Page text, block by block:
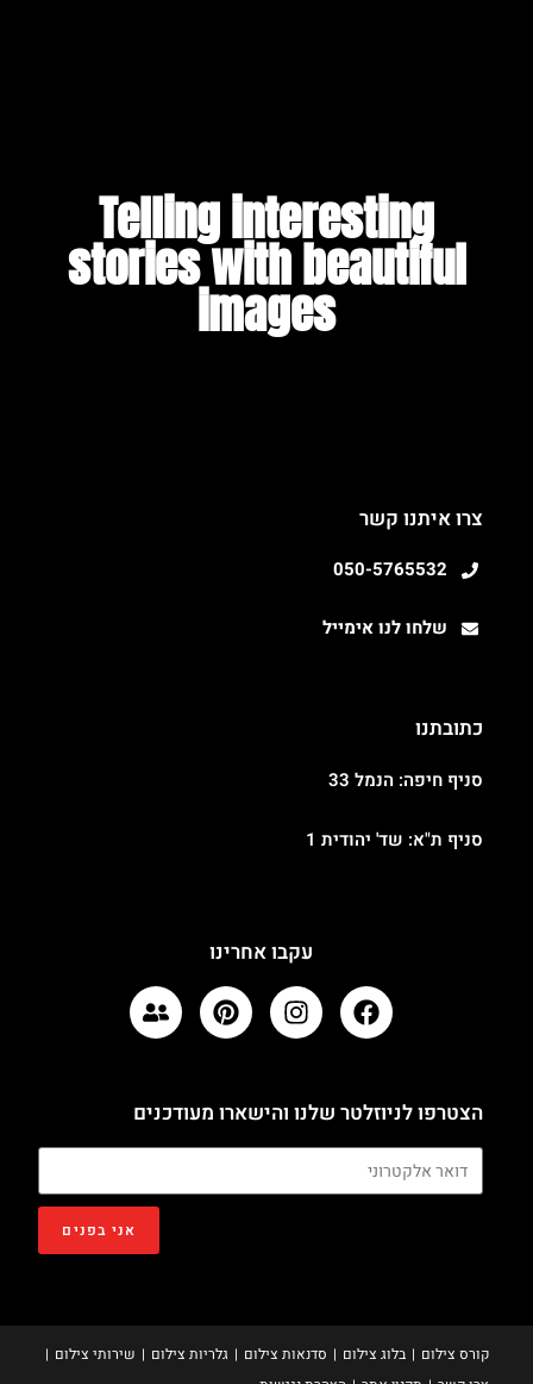
Telling interesting
stories with beautiful
images​
הצטרפו לניוזלטר שלנו והישארו מעודכנים
אני בפנים
עקבו אחרינו
כתובתנו
סניף חיפה: הנמל 33
סניף ת"א: שד' יהודית 1
צרו איתנו קשר
050-5765532
שלחו לנו אימייל
קורס צילום בלוג צילום סדנאות צילום גלריות צילום
שירותי צילום